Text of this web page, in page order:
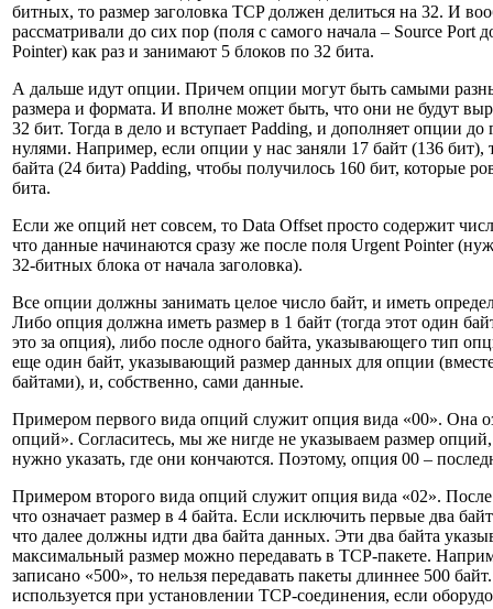
битных, то размер заголовка TCP должен делиться на 32. И
рассматривали до сих пор (поля с самого начала – Source Port
Pointer) как раз и занимают 5 блоков по 32 бита.
А дальше идут опции. Причем опции могут быть самыми
размера и формата. И вполне может быть, что они не будут
32 бит. Тогда в дело и вступает Padding, и дополняет опции
нулями. Например, если опции у нас заняли 17 байт (136
байта (24 бита) Padding, чтобы получилось 160 бит, которые
бита.
Если же опций нет совсем, то Data Offset просто содержит
что данные начинаются сразу же после поля Urgent Pointer
32-битных блока от начала заголовка).
Все опции должны занимать целое число байт, и иметь
Либо опция должна иметь размер в 1 байт (тогда этот один
это за опция), либо после одного байта, указывающего тип
еще один байт, указывающий размер данных для опции
байтами), и, собственно, сами данные.
Примером первого вида опций служит опция вида «00». Она
опций». Согласитесь, мы же нигде не указываем размер опций,
нужно указать, где они кончаются. Поэтому, опция 00 –
Примером второго вида опций служит опция вида «02». После
что означает размер в 4 байта. Если исключить первые два
что далее должны идти два байта данных. Эти два байта
максимальный размер можно передавать в TCP-пакете.
записано «500», то нельзя передавать пакеты длиннее 500
используется при установлении TCP-соединения, если